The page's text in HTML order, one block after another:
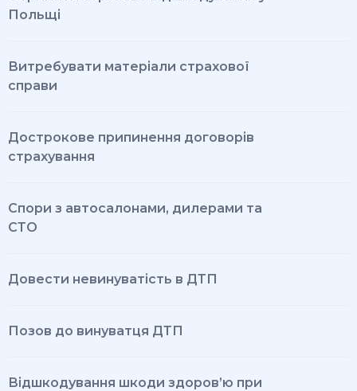
Польщі
Витребувати матеріали страхової
справи
Дострокове припинення договорів
страхування
Спори з автосалонами, дилерами та
СТО
Довести невинуватість в ДТП
Позов до винуватця ДТП
Відшкодування шкоди здоров’ю при